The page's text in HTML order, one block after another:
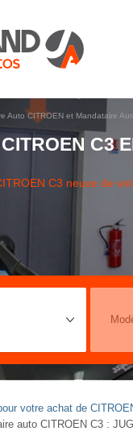
Auto CITROEN et Mandataire
CITROEN C3
C3 neuve de
votre achat de
auto CITROEN C3 :